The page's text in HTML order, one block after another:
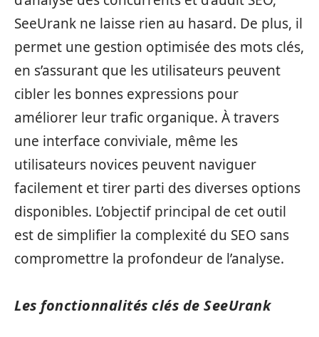
SeeUrank ne laisse rien au hasard. De plus, il
permet une gestion optimisée des mots clés,
en s’assurant que les utilisateurs peuvent
cibler les bonnes expressions pour
améliorer leur trafic organique. À travers
une interface conviviale, même les
utilisateurs novices peuvent naviguer
facilement et tirer parti des diverses options
disponibles. L’objectif principal de cet outil
est de simplifier la complexité du SEO sans
compromettre la profondeur de l’analyse.
Les fonctionnalités clés de SeeUrank